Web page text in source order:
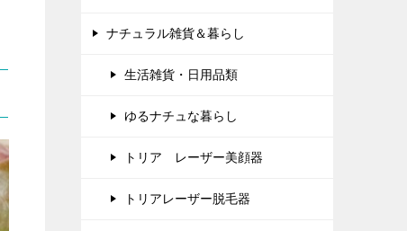
ナチュラル雑貨＆暮らし
生活雑貨・日用品類
ゆるナチュな暮らし
トリア レーザー美顔器
トリアレーザー脱毛器